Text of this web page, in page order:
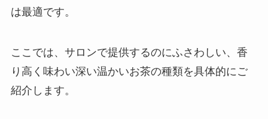
は最適です。
ここでは、サロンで提供するのにふさわしい、香
り高く味わい深い温かいお茶の種類を具体的にご
紹介します。